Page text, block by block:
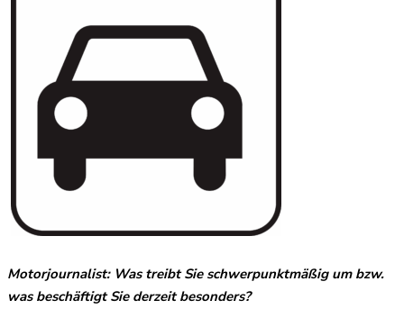
Motorjournalist: Wastreibt Sie schwerpunktmäßig um bzw.
was beschäftigt Sie derzeit besonders?